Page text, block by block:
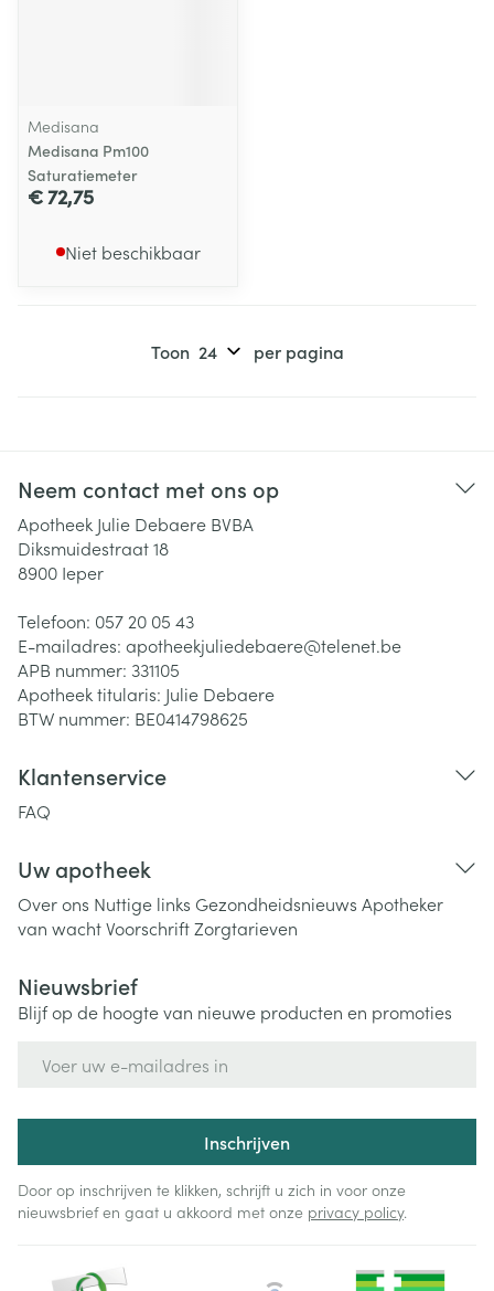
Medisana
Medisana Pm100
Saturatiemeter
€ 72,75
Niet beschikbaar
Toon per pagina
Neem contact met ons op
Apotheek Julie Debaere BVBA
Diksmuidestraat 18
8900 Ieper
Telefoon: 057 20 05 43
E-mailadres: apotheekjuliedebaere@telenet.be
APB nummer: 331105
Apotheek titularis: Julie Debaere
BTW nummer: BE0414798625
Klantenservice
FAQ
Uw apotheek
Over ons Nuttige links Gezondheidsnieuws Apotheker
van wachtVoorschriftZorgtarieven
Nieuwsbrief
Blijf op de hoogte van nieuwe producten en promoties
Inschrijven
Door op inschrijven te klikken, schrijft u zich in voor onze
nieuwsbrief en gaat u akkoord met onze privacy policy.